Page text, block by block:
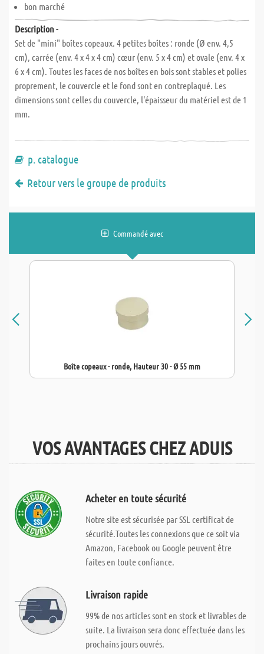
bon marché
Description -
Set de "mini" boîtes copeaux. 4 petites boîtes : ronde (Ø env. 4,5
cm), carrée (env. 4 x 4 x 4 cm) cœur (env. 5 x 4 cm) et ovale (env. 4 x
6 x 4 cm). Toutes les faces de nos boîtes en bois sont stables et polies
proprement, le couvercle et le fond sont en contreplaqué. Les
dimensions sont celles du couvercle, l'épaisseur du matériel est de 1
mm.
p. catalogue
Retour vers le groupe de produits
Commandé avec
Boîte copeaux - ronde, Hauteur 30 - Ø 55 mm
VOS AVANTAGES CHEZ ADUIS
Acheter en toute sécurité
Notre site est sécurisée par SSL certificat de
sécurité.Toutes les connexions que ce soit via
Amazon, Facebook ou Google peuvent être
faites en toute confiance.
Livraison rapide
99% de nos articles sont en stock et livrables de
suite. La livraison sera donc effectuée dans les
prochains jours ouvrés.